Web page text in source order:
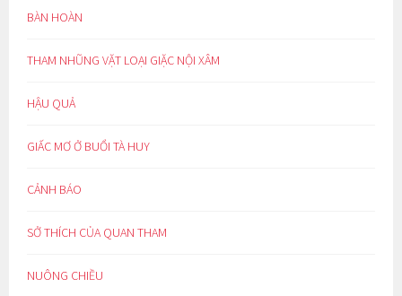
BÀN HOÀN
THAM NHŨNG VẶT LOẠI GIẶC NỘI XÂM
HẬU QUẢ
GIẤC MƠ Ở BUỔI TÀ HUY
CẢNH BÁO
SỞ THÍCH CỦA QUAN THAM
NUÔNG CHIỀU